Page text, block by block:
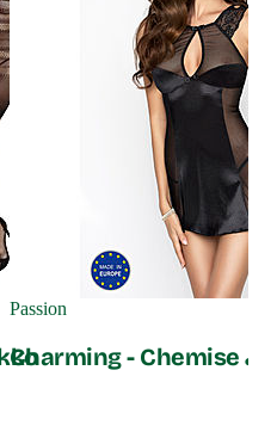
Passion
Charming - Chemise &